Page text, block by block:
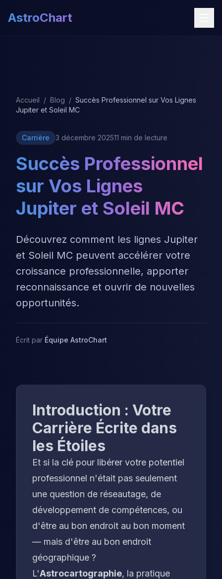
AstroChart
Accueil / Blog / Succès Professionnel sur Vos Lignes
Jupiter et Soleil MC
Carrière 3 décembre 202511 min de lecture
Succès Professionnel
sur Vos Lignes
Jupiter et Soleil MC
Découvrez comment les lignes Jupiter
et Soleil MC peuvent accélérer votre
croissance professionnelle, apporter
reconnaissance et ouvrir de nouvelles
opportunités.
Écrit par Équipe AstroChart
Introduction : Votre
Carrière Écrite dans
les Étoiles
Et si la clé pour libérer votre potentiel
professionnel n'était pas seulement
une question de réseautage, de
développement de compétences, ou
d'être au bon endroit au bon moment
— mais d'être au bon endroit
géographique ?
L'Astrocartographie, la pratique